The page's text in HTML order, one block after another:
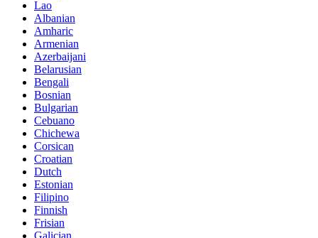
Lao
Albanian
Amharic
Armenian
Azerbaijani
Belarusian
Bengali
Bosnian
Bulgarian
Cebuano
Chichewa
Corsican
Croatian
Dutch
Estonian
Filipino
Finnish
Frisian